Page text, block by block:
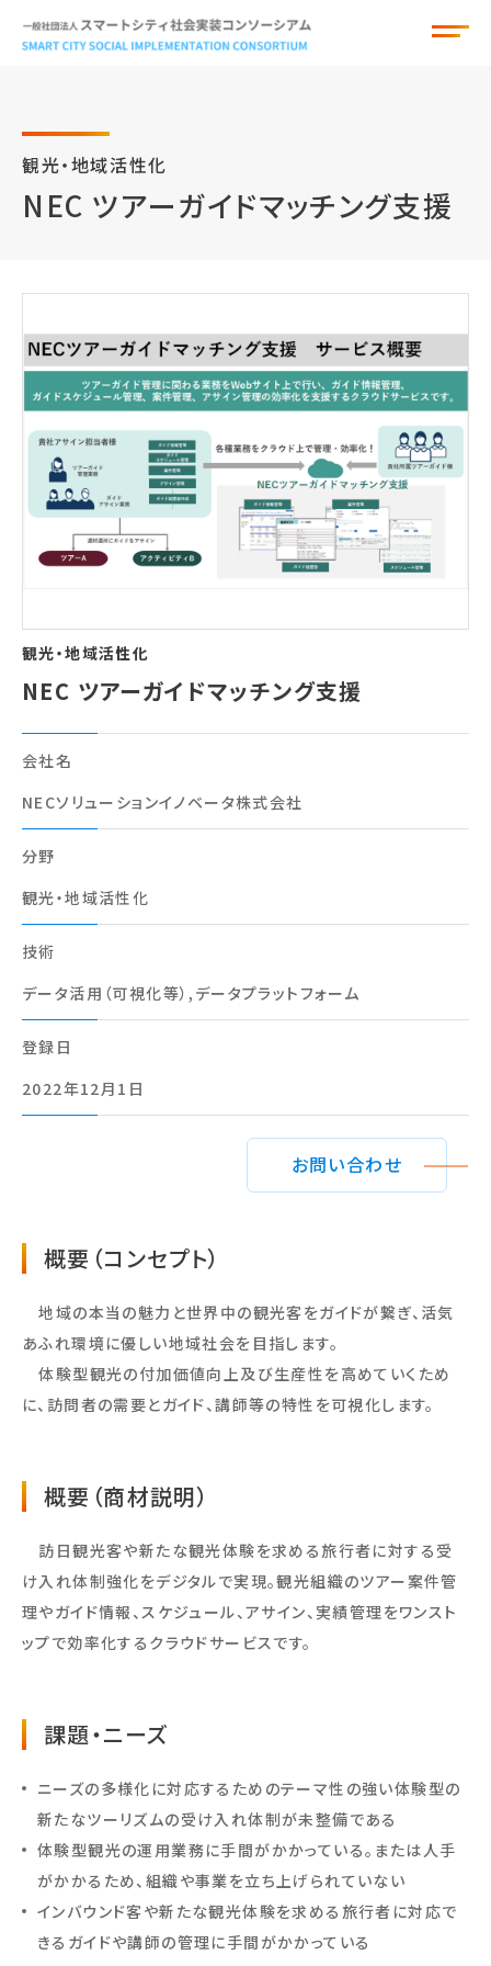
アドバイザー
サービスカタログ
会員一覧
お問い合わせ
観光・地域活性化
NEC ツアーガイドマッチング支援
観光・地域活性化
NEC ツアーガイドマッチング支援
会社名
NECソリューションイノベータ株式会社
分野
観光・地域活性化
技術
データ活用（可視化等）,データプラットフォーム
登録⽇
2022年12月1日
お問い合わせ
概要（コンセプト）
地域の本当の魅力と世界中の観光客をガイドが繋ぎ、活気
あふれ環境に優しい地域社会を目指します。
体験型観光の付加価値向上及び生産性を高めていくため
に、訪問者の需要とガイド、講師等の特性を可視化します。
概要（商材説明）
訪日観光客や新たな観光体験を求める旅行者に対する受
け入れ体制強化をデジタルで実現。観光組織のツアー案件管
理やガイド情報、スケジュール、アサイン、実績管理をワンスト
ップで効率化するクラウドサービスです。
課題・ニーズ
ニーズの多様化に対応するためのテーマ性の強い体験型の
新たなツーリズムの受け入れ体制が未整備である
体験型観光の運用業務に手間がかかっている。または人手
がかかるため、組織や事業を立ち上げられていない
インバウンド客や新たな観光体験を求める旅行者に対応で
きるガイドや講師の管理に手間がかかっている